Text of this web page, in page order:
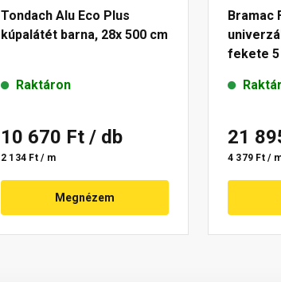
Tondach Alu Eco Plus
kúpalátét barna, 28x 500 cm
Raktáron
10 670 Ft / db
2 134 Ft / m
Megnézem
Bramac
fekete 5
21
4 379 Ft /